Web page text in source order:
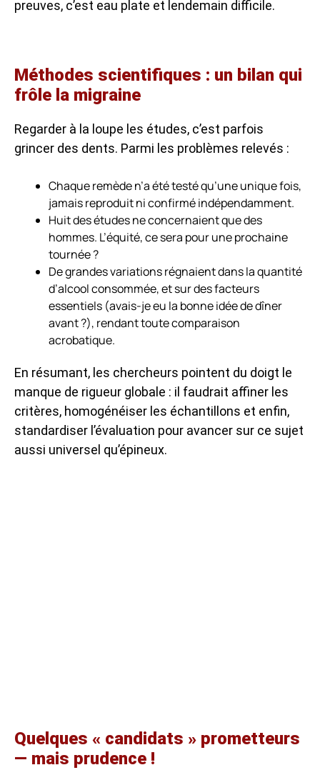
preuves, c’est eau plate et lendemain difficile.
Méthodes scientifiques : un bilan qui
frôle la migraine
Regarder à la loupe les études, c’est parfois
grincer des dents. Parmi les problèmes relevés :
Chaque remède n’a été testé qu’une unique fois,
jamais reproduit ni confirmé indépendamment.
Huit des études ne concernaient que des
hommes. L’équité, ce sera pour une prochaine
tournée ?
De grandes variations régnaient dans la quantité
d’alcool consommée, et sur des facteurs
essentiels (avais-je eu la bonne idée de dîner
avant ?), rendant toute comparaison
acrobatique.
En résumant, les chercheurs pointent du doigt le
manque de rigueur globale : il faudrait affiner les
critères, homogénéiser les échantillons et enfin,
standardiser l’évaluation pour avancer sur ce sujet
aussi universel qu’épineux.
Quelques « candidats » prometteurs
— mais prudence !